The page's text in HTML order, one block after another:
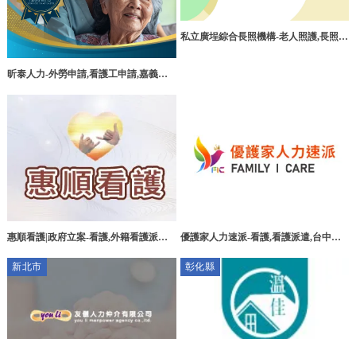
昕泰人力-外勞申請,看護工申請,嘉義外
私立廣埕綜合長照機構-老人照護,長照中
惠順看護|政府立案-看護,外籍看護派遣,
優護家人力速派-看護,看護派遣,台中看
醫院看護,居家看護,台中居家看護
新北市 彰化縣